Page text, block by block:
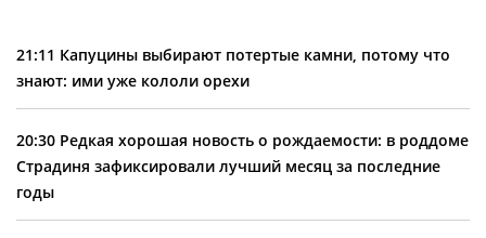
21:11 Капуцины выбирают потертые камни, потому что
знают: ими уже кололи орехи
20:30 Редкая хорошая новость о рождаемости: в роддоме
Страдиня зафиксировали лучший месяц за последние
годы